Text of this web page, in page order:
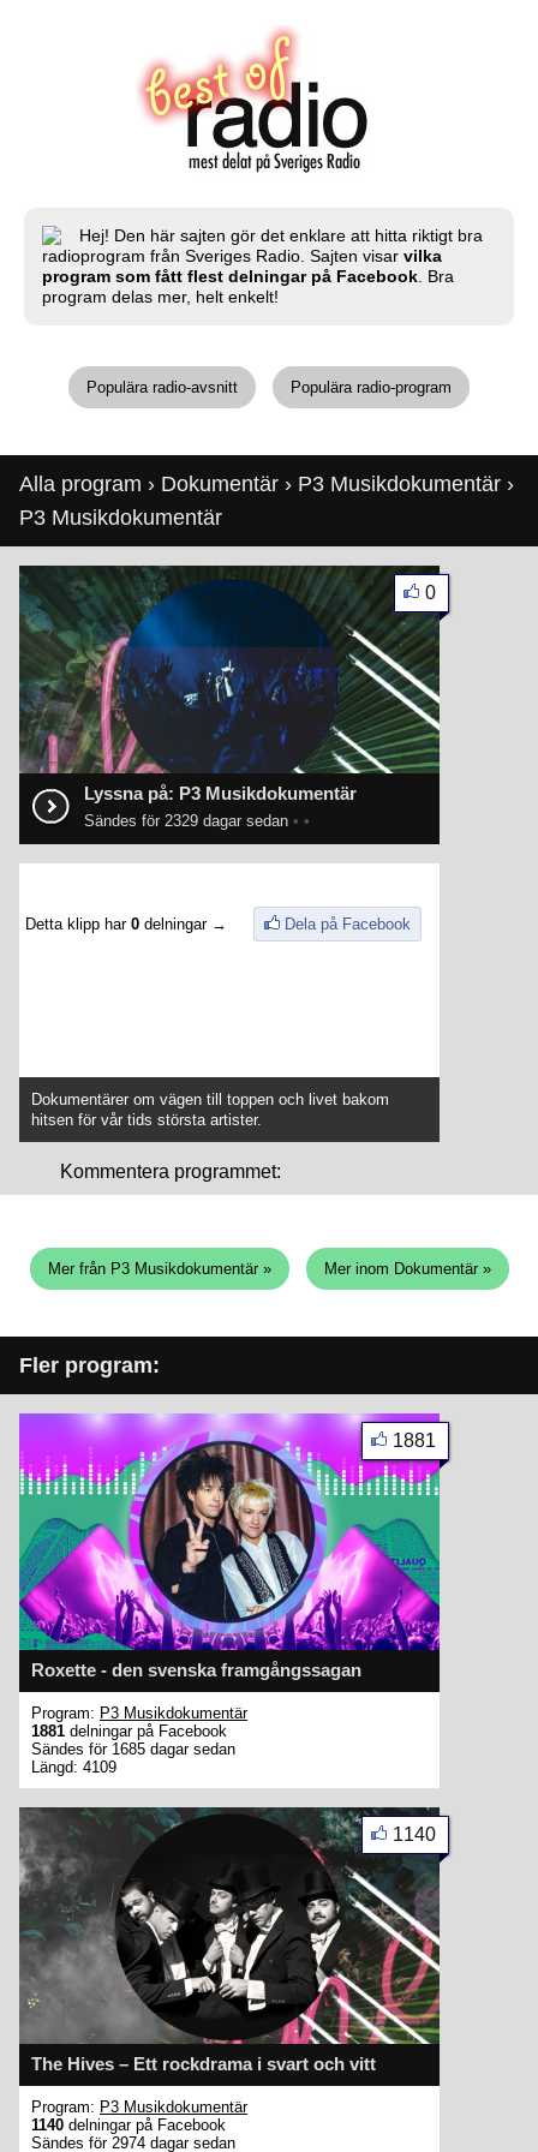
Hej! Den här sajten gör det enklare att hitta riktigt bra
radioprogram från Sveriges Radio. Sajten visar vilka
program som fått flest delningar på Facebook . Bra
program delas mer, helt enkelt!
Populära radio-avsnitt Populära radio-program
Alla program › Dokumentär › P3 Musikdokumentär ›
P3 Musikdokumentär
Lyssna på: P3 Musikdokumentär
Sändes för 2329 dagar sedan • •
0
Detta klipp har 0 delningar → Dela på Facebook
Dokumentärer om vägen till toppen och livet bakom
hitsen för vår tids största artister.
Kommentera programmet:
Mer från P3 Musikdokumentär » Mer inom Dokumentär »
Fler program:
Roxette - den svenska framgångssagan
1881
Program: P3 Musikdokumentär
1881 delningar på Facebook
Sändes för 1685 dagar sedan
Längd: 4109
The Hives – Ett rockdrama i svart och vitt
1140
Program: P3 Musikdokumentär
1140 delningar på Facebook
Sändes för 2974 dagar sedan